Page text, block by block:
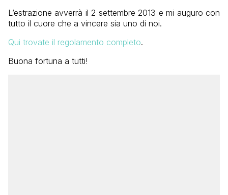
L’estrazione avverrà il 2 settembre 2013 e mi auguro con
tutto il cuore che a vincere sia uno di noi.
Qui trovate il regolamento completo.
Buona fortuna a tutti!